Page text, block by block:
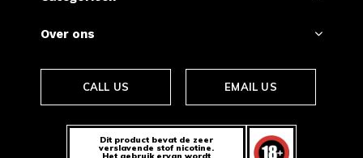
Over ons
CALL US EMAIL US
Dit product bevat de zeer
verslavende stof nicotine.